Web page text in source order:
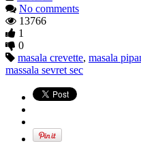
No comments
13766
1
0
masala crevette, masala
massala sevret sec